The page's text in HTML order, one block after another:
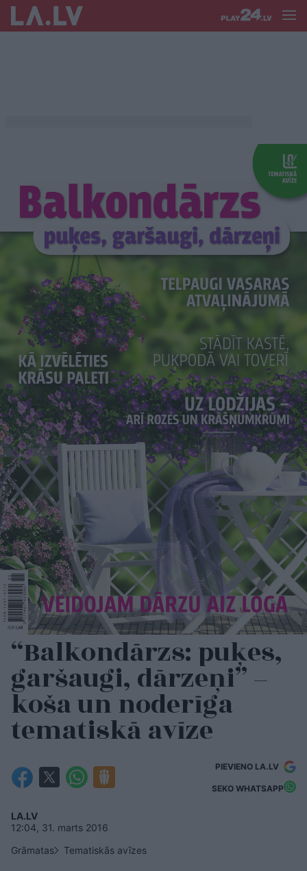
“Balkondārzs: puķes,
garšaugi, dārzeņi” –
koša un noderīga
tematiskā avīze
PIEVIENO LA.LV
SEKO WHATSAPP
LA.LV
12:04, 31. marts 2016
Grāmatas
Tematiskās avīzes